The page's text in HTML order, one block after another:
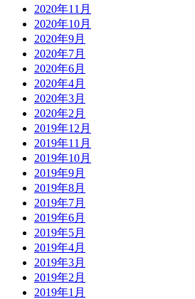
2020年11月
2020年10月
2020年9月
2020年7月
2020年6月
2020年4月
2020年3月
2020年2月
2019年12月
2019年11月
2019年10月
2019年9月
2019年8月
2019年7月
2019年6月
2019年5月
2019年4月
2019年3月
2019年2月
2019年1月